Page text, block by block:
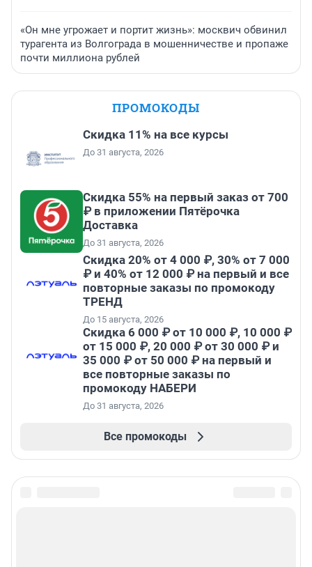
«Он мне угрожает и портит жизнь»: москвич обвинил
турагента из Волгограда в мошенничестве и пропаже
почти миллиона рублей
ПРОМОКОДЫ
Скидка 11% на все курсы
До 31 августа, 2026
Скидка 55% на первый заказ от 700
₽ в приложении Пятёрочка
Доставка
До 31 августа, 2026
Скидка 20% от 4 000 ₽, 30% от 7 000
₽ и 40% от 12 000 ₽ на первый и все
повторные заказы по промокоду
ТРЕНД
До 15 августа, 2026
Скидка 6 000 ₽ от 10 000 ₽, 10 000 ₽
от 15 000 ₽, 20 000 ₽ от 30 000 ₽ и
35 000 ₽ от 50 000 ₽ на первый и
все повторные заказы по
промокоду НАБЕРИ
До 31 августа, 2026
Все промокоды